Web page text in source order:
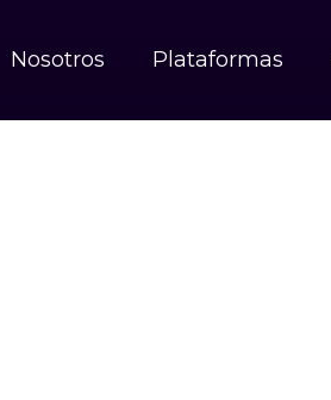
Nosotros Plataformas
X (Twitter) Facebook